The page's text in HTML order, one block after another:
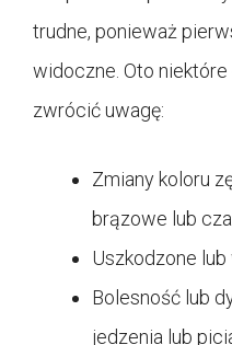
trudne, ponieważ
widoczne. Oto
zwrócić uwagę:
Zmiany koloru
brązowe lub
Uszkodzone
Bolesność lub
jedzenia lub